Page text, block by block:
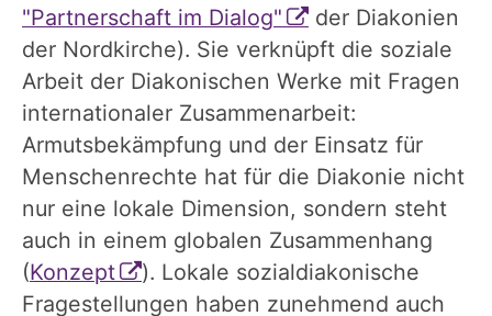
"Partnerschaft im Dialog"
der Diakonien
der Nordkirche). Sie verknüpft die soziale
Arbeit der Diakonischen Werke mit Fragen
internationaler Zusammenarbeit:
Armutsbekämpfung und der Einsatz für
Menschenrechte hat für die Diakonie nicht
nur eine lokale Dimension, sondern steht
auch in einem globalen Zusammenhang
(Konzept
). Lokale sozialdiakonische
Fragestellungen haben zunehmend auch